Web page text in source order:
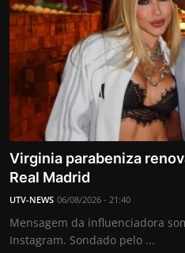
Virginia parabeniza
Real Madrid
UTV-NEWS 06/08/2026 - 21:40
Mensagem da influenciadora
Instagram. Sondado pelo ...